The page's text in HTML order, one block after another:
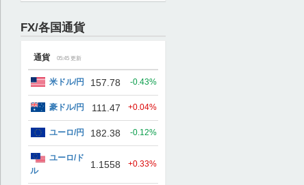
FX/各国通貨
通貨 05:45更新
米ドル/円 157.78 -0.43%
豪ドル/円 111.47 +0.04%
ユーロ/円 182.38 -0.12%
ユーロ/ド
ル
1.1558 +0.33%